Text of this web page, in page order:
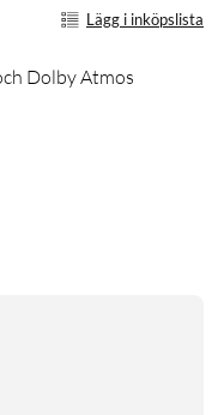
Lägg i inköpslista
Dolby Atmos